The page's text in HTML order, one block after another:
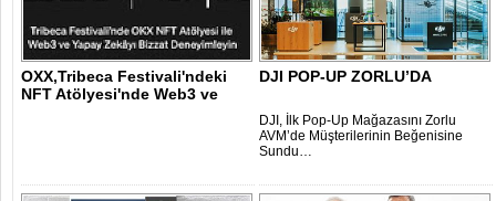
OXX,Tribeca Festivali'ndeki
NFT Atölyesi'nde Web3 ve
DJI POP-UP ZORLU’DA
DJI, İlk Pop-Up Mağazasını Zorlu
AVM’de Müşterilerinin Beğenisine
Sundu…